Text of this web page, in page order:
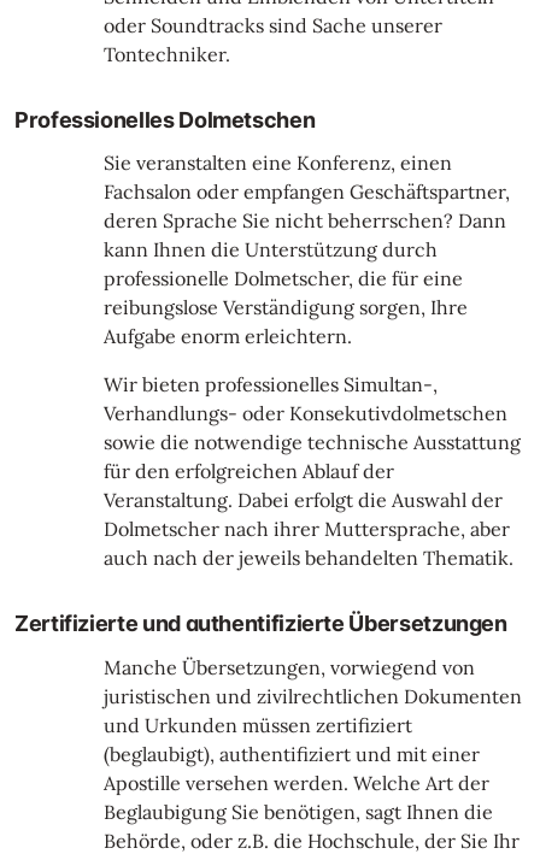
oder Soundtracks sind Sache unserer
Tontechniker.
Professionelles Dolmetschen
Sie veranstalten eine Konferenz, einen
Fachsalon oder empfangen Geschäftspartner,
deren Sprache Sie nicht beherrschen? Dann
kann Ihnen die Unterstützung durch
professionelle Dolmetscher, die für eine
reibungslose Verständigung sorgen, Ihre
Aufgabe enorm erleichtern.
Wir bieten professionelles Simultan-,
Verhandlungs- oder Konsekutivdolmetschen
sowie die notwendige technische Ausstattung
für den erfolgreichen Ablauf der
Veranstaltung. Dabei erfolgt die Auswahl der
Dolmetscher nach ihrer Muttersprache, aber
auch nach der jeweils behandelten Thematik.
Zertifizierte und authentifizierte Übersetzungen
Manche Übersetzungen, vorwiegend von
juristischen und zivilrechtlichen Dokumenten
und Urkunden müssen zertifiziert
(beglaubigt), authentifiziert und mit einer
Apostille versehen werden. Welche Art der
Beglaubigung Sie benötigen, sagt Ihnen die
Behörde, oder z.B. die Hochschule, der Sie Ihr